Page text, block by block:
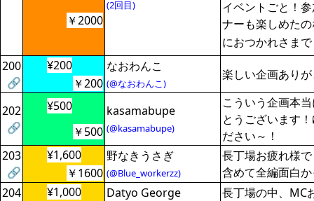
(2回目)
イベントごと！
ナーも楽しめた
におつかれさま
￥2000
200
🔗
¥200 なおわんこ
(@なおわんこ)
楽しい企画あり
￥200
202
🔗
¥500 kasamabupe
(@kasamabupe)
こういう企画本
とうございます
ださい～！
￥500
203
🔗
¥1,600 野なきうさぎ
(@Blue_workerzz)
長丁場お疲れ様
含めて全編面白
￥1600
204
¥1,000 Datyo George
長丁場の中、MC